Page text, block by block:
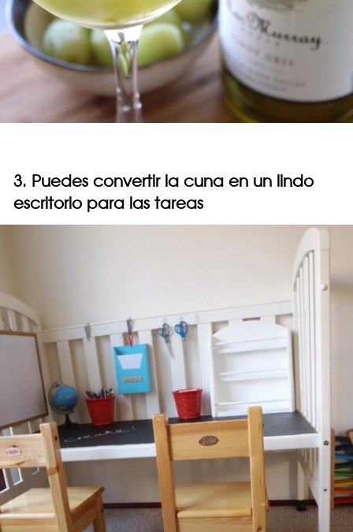
3. Puedes convertir la cuna en un lindo
escritorio para las tareas